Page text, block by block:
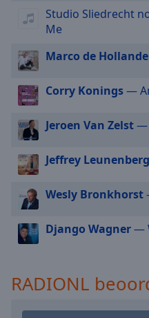
modal
window.
Beginning
dialog
Escape
cancel
close
Text
Studio Sliedrecht
Me
Marco de
Corry Konings—
Jeroen Van Zelst—
Jeffrey Leunenberg
Wesly Bronkhorst
Django Wagner—
RADIONL